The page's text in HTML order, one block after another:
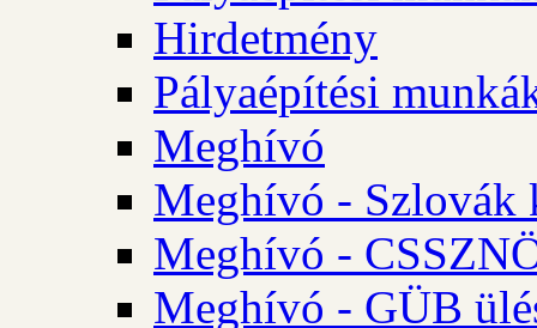
Hirdetmény
Pályaépítési
Meghívó
Meghívó - Szlovák
Meghívó -
Meghívó - GÜB